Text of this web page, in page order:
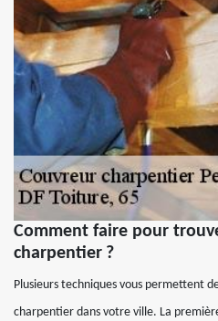
Comment faire pour
charpentier ?
Plusieurs techniques vous permettent
charpentier dans votre ville. La